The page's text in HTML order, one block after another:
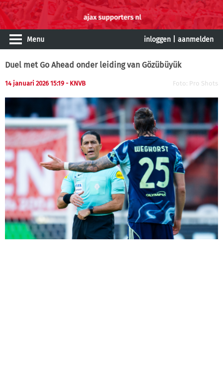
Menu inloggen aanmelden
Duel met Go Ahead onder leiding van Gözübüyük
14 januari 2026 15:19 - KNVB Foto: Pro Shots